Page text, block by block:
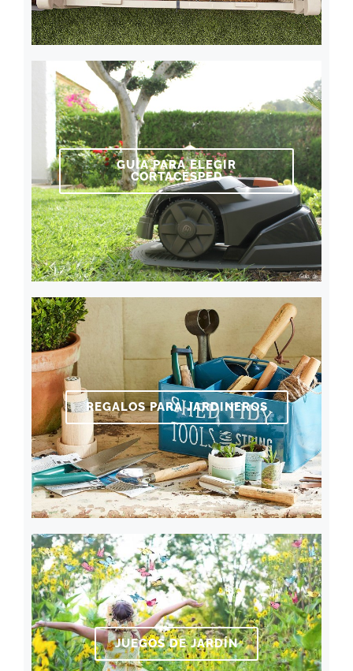
GUÍA PARA ELEGIR
CORTACÉSPED
REGALOS PARA JARDINEROS
JUEGOS DE JARDÍN